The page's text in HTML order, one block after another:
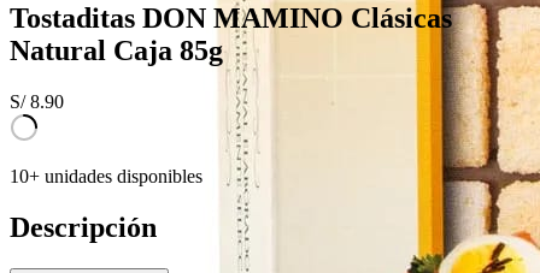
Tostaditas DON MAMINO Clásicas
Natural Caja 85g
S/8.90
10+ unidades disponibles
Descripción